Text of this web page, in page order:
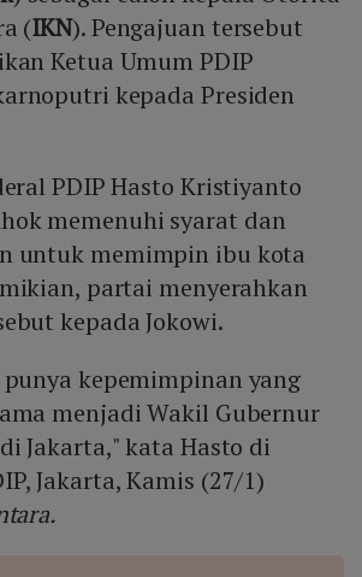
(IKN). Pengajuan tersebut
Ketua Umum PDIP
kepada Presiden
PDIP Hasto Kristiyanto
memenuhi syarat dan
untuk memimpin ibu kota
partai menyerahkan
kepada Jokowi.
kepemimpinan yang
menjadi Wakil Gubernur
Jakarta," kata Hasto di
Jakarta, Kamis (27/1)